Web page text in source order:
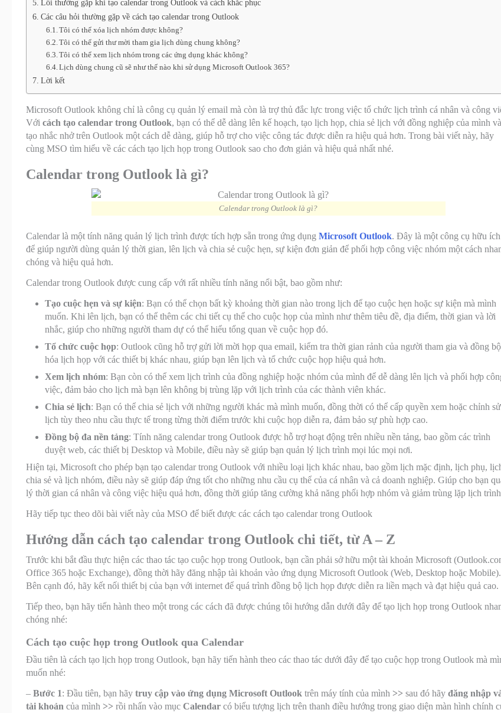
Lỗi thường gặp khi tạo calendar trong Outlook và cách khắc phục
Các câu hỏi thường gặp về cách tạo calendar trong Outlook
Tôi có thể xóa lịch nhóm được không?
Tôi có thể gửi thư mời tham gia lịch dùng chung không?
Tôi có thể xem lịch nhóm trong các ứng dụng khác không?
Lịch dùng chung cũ sẽ như thế nào khi sử dụng Microsoft Outlook 365?
Lời kết
Microsoft Outlook không chỉ là công cụ quản lý email mà còn là trợ thủ đắc lực trong việc tổ chức lịch trình cá nhân và công
Với cách tạo calendar trong Outlook, bạn có thể dễ dàng lên kế hoạch, tạo lịch họp, chia sẻ lịch với đồng nghiệp của mình và
tạo nhắc nhở trên Outlook một cách dễ dàng, giúp hỗ trợ cho việc công tác được diễn ra hiệu quả hơn. Trong bài viết này, hãy
cùng MSO tìm hiểu về các cách tạo lịch họp trong Outlook sao cho đơn giản và hiệu quả nhất nhé.
Calendar trong Outlook là gì?
Calendar trong Outlook là gì?
Calendar là một tính năng quản lý lịch trình được tích hợp sẵn trong ứng dụng Microsoft Outlook. Đây là một công cụ hữu ích
để giúp người dùng quản lý thời gian, lên lịch và chia sẻ cuộc hẹn, sự kiện đơn giản để phối hợp công việc nhóm một cách
chóng và hiệu quả hơn.
Calendar trong Outlook được cung cấp với rất nhiều tính năng nổi bật, bao gồm như:
Tạo cuộc hẹn và sự kiện: Bạn có thể chọn bất kỳ khoảng thời gian nào trong lịch để tạo cuộc hẹn hoặc sự kiện mà mình
muốn. Khi lên lịch, bạn có thể thêm các chi tiết cụ thể cho cuộc họp của mình như thêm tiêu đề, địa điểm, thời gian và lời
nhắc, giúp cho những người tham dự có thể hiểu tổng quan về cuộc họp đó.
Tổ chức cuộc họp: Outlook cũng hỗ trợ gửi lời mời họp qua email, kiểm tra thời gian rảnh của người tham gia và đồng bộ
hóa lịch họp với các thiết bị khác nhau, giúp bạn lên lịch và tổ chức cuộc họp hiệu quả hơn.
Xem lịch nhóm: Bạn còn có thể xem lịch trình của đồng nghiệp hoặc nhóm của mình để dễ dàng lên lịch và phối hợp
việc, đảm bảo cho lịch mà bạn lên không bị trùng lặp với lịch trình của các thành viên khác.
Chia sẻ lịch: Bạn có thể chia sẻ lịch với những người khác mà mình muốn, đồng thời có thể cấp quyền xem hoặc chỉnh
lịch tùy theo nhu cầu thực tế trong từng thời điểm trước khi cuộc họp diễn ra, đảm bảo sự phù hợp cao.
Đồng bộ đa nền tảng: Tính năng calendar trong Outlook được hỗ trợ hoạt động trên nhiều nền tảng, bao gồm các trình
duyệt web, các thiết bị Desktop và Mobile, điều này sẽ giúp bạn quản lý lịch trình mọi lúc mọi nơi.
Hiện tại, Microsoft cho phép bạn tạo calendar trong Outlook với nhiều loại lịch khác nhau, bao gồm lịch mặc định, lịch phụ,
chia sẻ và lịch nhóm, điều này sẽ giúp đáp ứng tốt cho những nhu cầu cụ thể của cá nhân và cả doanh nghiệp. Giúp cho bạn
lý thời gian cá nhân và công việc hiệu quả hơn, đồng thời giúp tăng cường khả năng phối hợp nhóm và giảm trùng lặp lịch
Hãy tiếp tục theo dõi bài viết này của MSO để biết được các cách tạo calendar trong Outlook
Hướng dẫn cách tạo calendar trong Outlook chi tiết, từ A – Z
Trước khi bắt đầu thực hiện các thao tác tạo cuộc họp trong Outlook, bạn cần phải sở hữu một tài khoản Microsoft
Office 365 hoặc Exchange), đồng thời hãy đăng nhập tài khoản vào ứng dụng Microsoft Outlook (Web, Desktop hoặc Mobile).
Bên cạnh đó, hãy kết nối thiết bị của bạn với internet để quá trình đồng bộ lịch họp được diễn ra liền mạch và đạt hiệu quả cao.
Tiếp theo, bạn hãy tiến hành theo một trong các cách đã được chúng tôi hướng dẫn dưới đây để tạo lịch họp trong Outlook
chóng nhé:
Cách tạo cuộc họp trong Outlook qua Calendar
Đầu tiên là cách tạo lịch họp trong Outlook, bạn hãy tiến hành theo các thao tác dưới đây để tạo cuộc họp trong Outlook mà
muốn nhé:
– Bước 1: Đầu tiên, bạn hãy truy cập vào ứng dụng Microsoft Outlook trên máy tính của mình >> sau đó hãy đăng nhập
tài khoản của mình >> rồi nhấn vào mục Calendar có biểu tượng lịch trên thanh điều hướng trong giao diện màn hình chính